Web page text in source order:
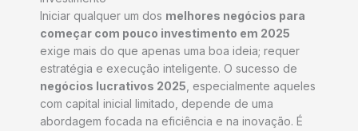
Iniciar qualquer um dos melhores negócios para
começar com pouco investimento em 2025
exige mais do que apenas uma boa ideia; requer
estratégia e execução inteligente. O sucesso de
negócios lucrativos 2025, especialmente aqueles
com capital inicial limitado, depende de uma
abordagem focada na eficiência e na inovação. É